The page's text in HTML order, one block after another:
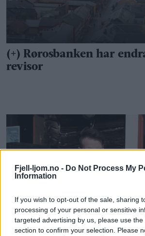
Fjell-ljom.no - Do Not Process My
Information
If you wish to opt-out of the sale, sharing
processing of your personal or sensitive
targeted advertising by us, please use
section to confirm your selection. Please